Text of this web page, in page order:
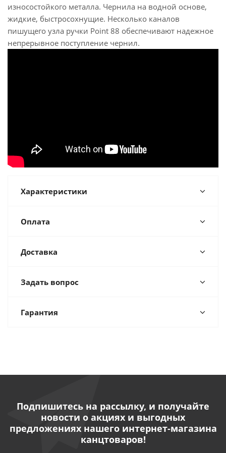
износостойкого металла. Чернила на водной основе,
жидкие, быстросохнущие. Несколько каналов
пишущего узла ручки Point 88 обеспечивают надежное
непрерывное поступление чернил.
Характеристики
Оплата
Доставка
Задать вопрос
Гарантия
Подпишитесь на рассылку, и получайте
новости о акциях и выгодных
предложениях нашего интернет-магазина
канцтоваров!